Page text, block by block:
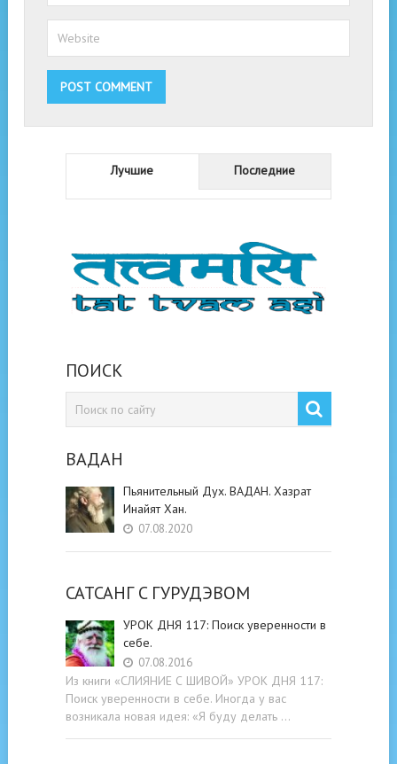
Лучшие Последние
ПОИСК
ВАДАН
Пьянительный Дух. ВАДАН. Хазрат
Инайят Хан.
07.08.2020
САТСАНГ C ГУРУДЭВОМ
УРОК ДНЯ 117: Поиск уверенности в
себе.
07.08.2016
Из книги «СЛИЯНИЕ С ШИВОЙ» УРОК ДНЯ 117:
Поиск уверенности в себе. Иногда у вас
возникала новая идея: «Я буду делать …